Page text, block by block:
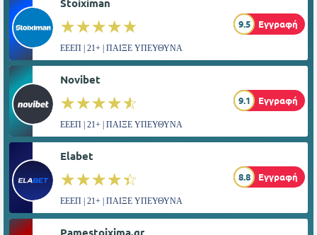
Stoiximan
☆☆☆☆☆
★★★★★ 9.5 Εγγραφή
ΕΕΕΠ | 21+ | ΠΑΙΞΕ ΥΠΕΥΘΥΝΑ
Novibet
☆☆☆☆☆
★★★★★ 9.1 Εγγραφή
ΕΕΕΠ | 21+ | ΠΑΙΞΕ ΥΠΕΥΘΥΝΑ
Elabet
☆☆☆☆☆
★★★★★ 8.8 Εγγραφή
ΕΕΕΠ | 21+ | ΠΑΙΞΕ ΥΠΕΥΘΥΝΑ
Pamestoixima.gr